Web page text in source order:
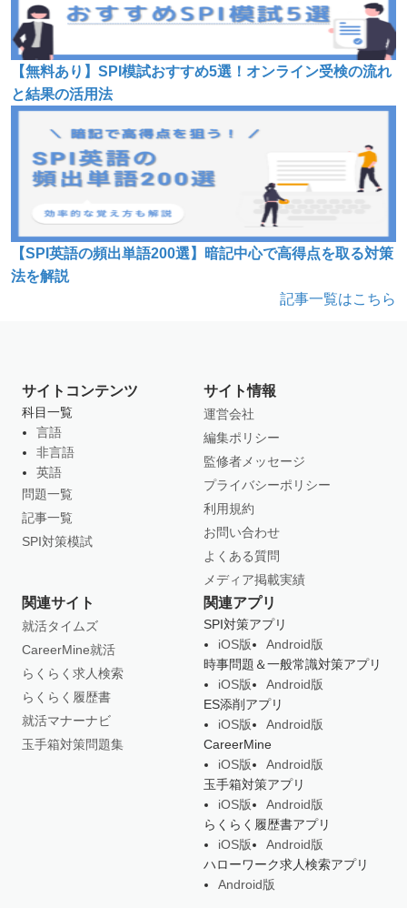
【無料あり】SPI模試おすすめ5選！オンライン受検の流れ
と結果の活用法
【SPI英語の頻出単語200選】暗記中心で高得点を取る対策
法を解説
記事一覧はこちら
サイトコンテンツ
科目一覧
言語
非言語
英語
問題一覧
記事一覧
SPI対策模試
サイト情報
運営会社
編集ポリシー
監修者メッセージ
プライバシーポリシー
利用規約
お問い合わせ
よくある質問
メディア掲載実績
関連サイト
就活タイムズ
CareerMine就活
らくらく求人検索
らくらく履歴書
就活マナーナビ
玉手箱対策問題集
関連アプリ
SPI対策アプリ
iOS版
Android版
時事問題＆一般常識対策アプリ
iOS版
Android版
ES添削アプリ
iOS版
Android版
CareerMine
iOS版
Android版
玉手箱対策アプリ
iOS版
Android版
らくらく履歴書アプリ
iOS版
Android版
ハローワーク求人検索アプリ
Android版